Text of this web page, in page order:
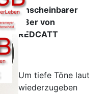
Unscheinbarer
38er von
REDCATT
Um tiefe Töne laut
wiederzugeben